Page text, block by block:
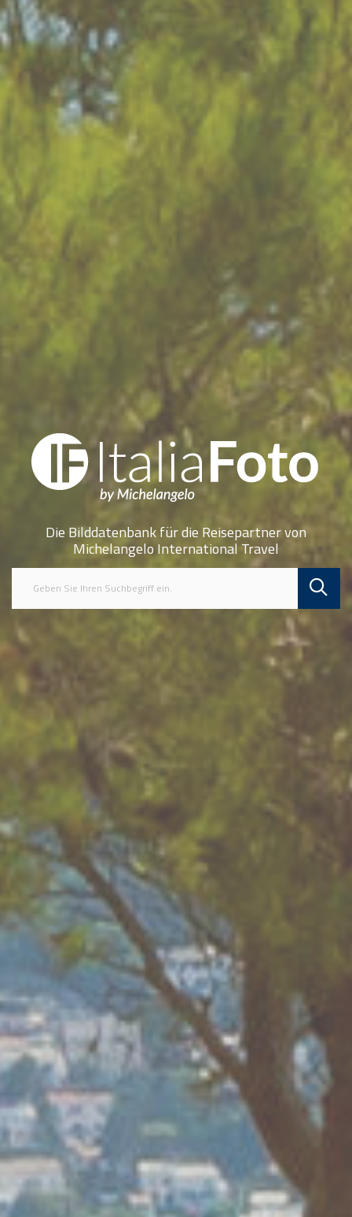
Die Bilddatenbank für die Reisepartner von
Michelangelo International Travel